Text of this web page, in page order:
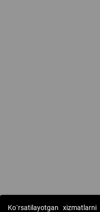
Ko`rsatilayotgan